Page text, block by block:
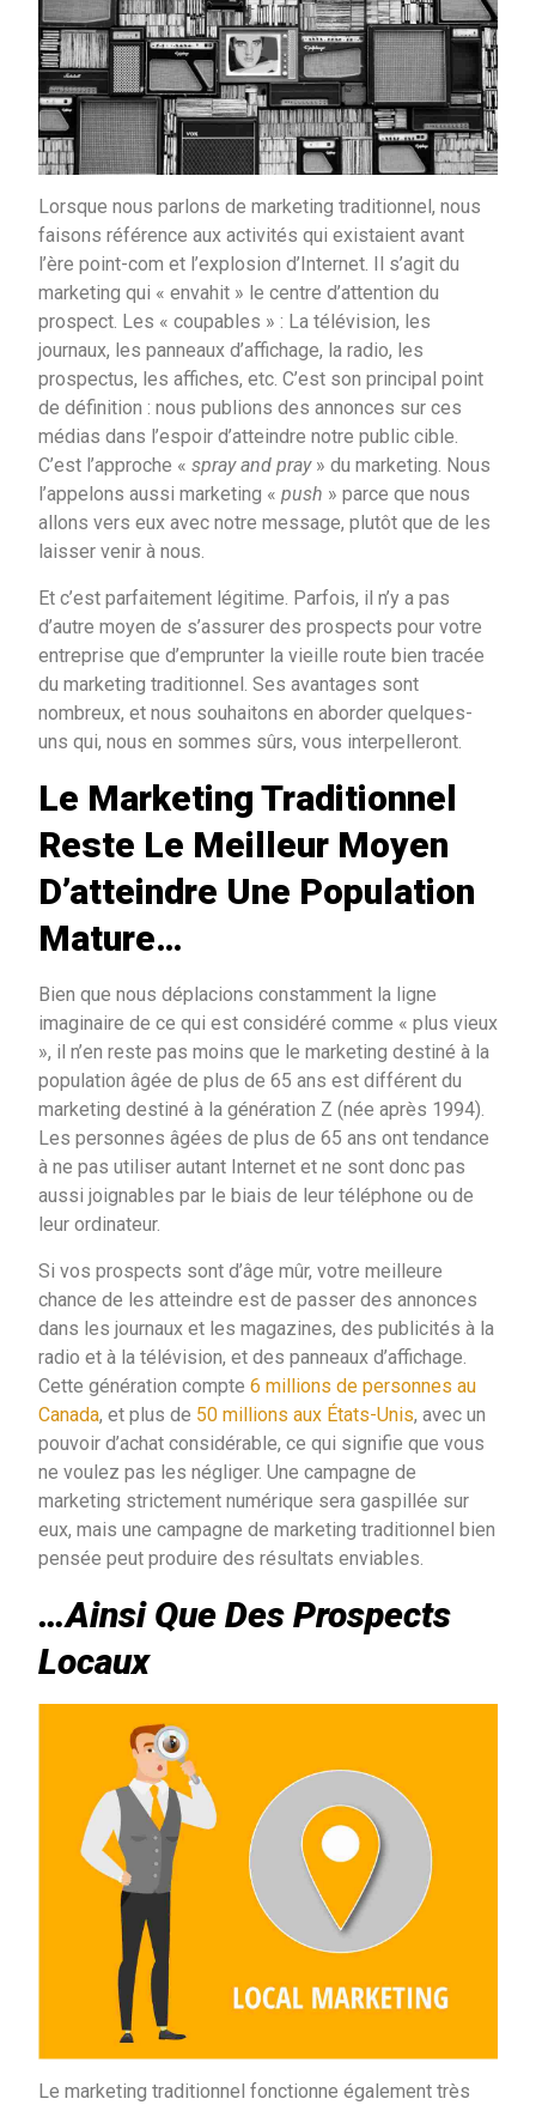
Lorsque nous parlons de marketing traditionnel, nous
faisons référence aux activités qui existaient avant
l’ère point-com et l’explosion d’Internet. Il s’agit du
marketing qui « envahit » le centre d’attention du
prospect. Les « coupables » : La télévision, les
journaux, les panneaux d’affichage, la radio, les
prospectus, les affiches, etc. C’est son principal point
de définition : nous publions des annonces sur ces
médias dans l’espoir d’atteindre notre public cible.
C’est l’approche « spray and pray» du marketing. Nous
l’appelons aussi marketing « push » parce que nous
allons vers eux avec notre message, plutôt que de les
laisser venir à nous.
Et c’est parfaitement légitime. Parfois, il n’y a pas
d’autre moyen de s’assurer des prospects pour votre
entreprise que d’emprunter la vieille route bien tracée
du marketing traditionnel. Ses avantages sont
nombreux, et nous souhaitons en aborder quelques-
uns qui, nous en sommes sûrs, vous interpelleront.
Le Marketing Traditionnel
Reste Le Meilleur Moyen
D’atteindre Une Population
Mature…
Bien que nous déplacions constamment la ligne
imaginaire de ce qui est considéré comme « plus vieux
», il n’en reste pas moins que le marketing destiné à la
population âgée de plus de 65 ans est différent du
marketing destiné à la génération Z (née après 1994).
Les personnes âgées de plus de 65 ans ont tendance
à ne pas utiliser autant Internet et ne sont donc pas
aussi joignables par le biais de leur téléphone ou de
leur ordinateur.
Si vos prospects sont d’âge mûr, votre meilleure
chance de les atteindre est de passer des annonces
dans les journaux et les magazines, des publicités à la
radio et à la télévision, et des panneaux d’affichage.
Cette génération compte 6 millions de personnes au
Canada, et plus de 50 millions aux États-Unis, avec un
pouvoir d’achat considérable, ce qui signifie que vous
ne voulez pas les négliger. Une campagne de
marketing strictement numérique sera gaspillée sur
eux, mais une campagne de marketing traditionnel bien
pensée peut produire des résultats enviables.
…Ainsi Que Des Prospects
Locaux
Le marketing traditionnel fonctionne également très